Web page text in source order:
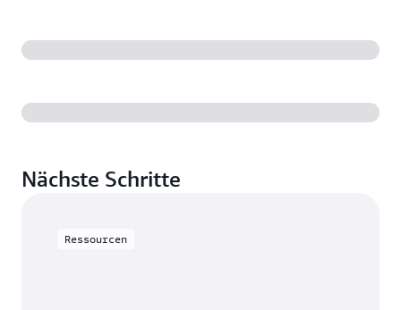
Nächste Schritte
Ressourcen